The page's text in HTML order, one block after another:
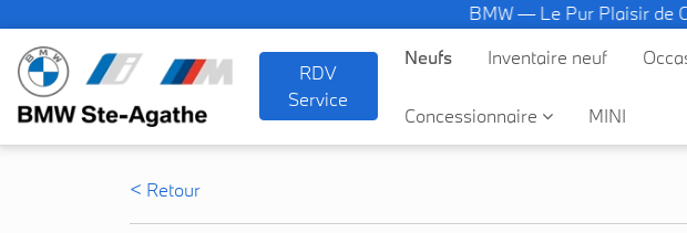
BMW — Le Pur Plaisir de
RDV
Service
Neufs Inventaire neuf
Concessionnaire MINI
< Retour